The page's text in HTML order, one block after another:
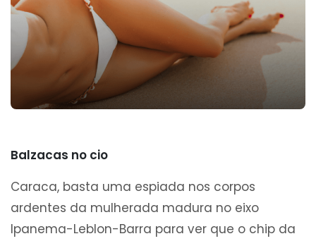
Balzacas no cio
Caraca, basta uma espiada nos corpos
ardentes da mulherada madura no eixo
Ipanema-Leblon-Barra para ver que o chip da